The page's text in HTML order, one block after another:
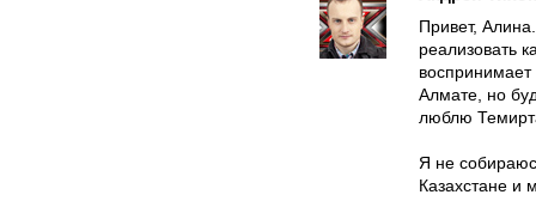
Привет,
реализовать
Алмате, но
люблю
Я не
Казахстане и